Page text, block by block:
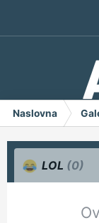
Naslovna
LOL (0)